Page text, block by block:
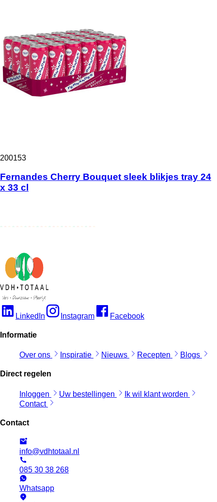
200153
Fernandes Cherry Bouquet sleek blikjes tray 24
x 33 cl
LinkedIn Instagram Facebook
Informatie
Over ons Inspiratie Nieuws Recepten Blogs
Direct regelen
Inloggen Uw bestellingen
Ik wil klant worden
Contact
Contact
info@vdhtotaal.nl
085 30 38 268
Whatsapp